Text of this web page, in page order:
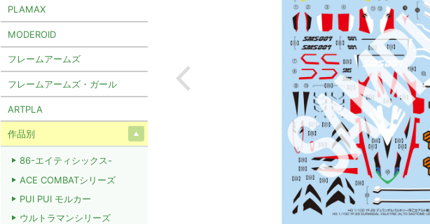
PLAMAX
MODEROID
フレームアームズ
フレームアームズ・ガール
ARTPLA
作品別
86-エイティシックス-
ACE COMBATシリーズ
PUI PUI モルカー
ウルトラマンシリーズ